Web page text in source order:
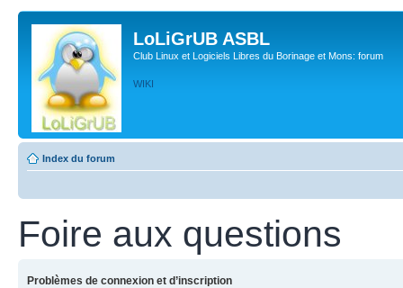
LoLiGrUB ASBL
Club Linux et Logiciels Libres du Borinage et Mons: forum
WIKI
Index du forum
Foire aux questions
Problèmes de connexion et d’inscription